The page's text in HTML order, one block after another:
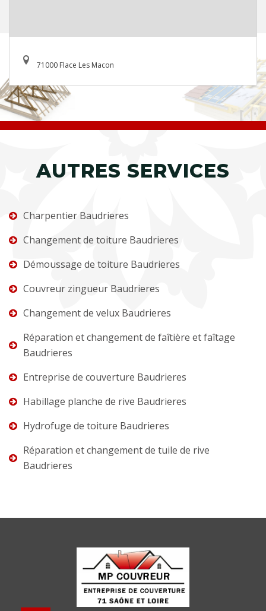
71000 Flace Les Macon
AUTRES SERVICES
Charpentier Baudrieres
Changement de toiture Baudrieres
Démoussage de toiture Baudrieres
Couvreur zingueur Baudrieres
Changement de velux Baudrieres
Réparation et changement de faîtière et faîtage
Baudrieres
Entreprise de couverture Baudrieres
Habillage planche de rive Baudrieres
Hydrofuge de toiture Baudrieres
Réparation et changement de tuile de rive
Baudrieres